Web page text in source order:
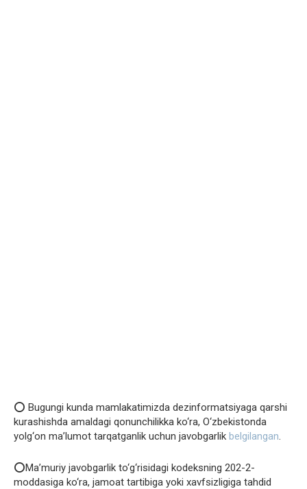
⭕️ Bugungi kunda mamlakatimizda dezinformatsiyaga qarshi
kurashishda amaldagi qonunchilikka ko‘ra, O‘zbekistonda
yolg‘on ma’lumot tarqatganlik uchun javobgarlik belgilangan
⭕️Ma’muriy javobgarlik to‘g‘risidagi kodeksning 202-2-
moddasiga ko‘ra, jamoat tartibiga yoki xavfsizligiga tahdid